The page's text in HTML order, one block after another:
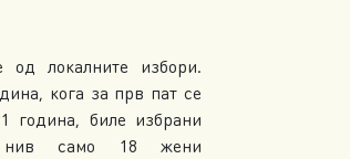
локалните избори.
кога за прв пат се
година, биле избрани
нив само 18 жени